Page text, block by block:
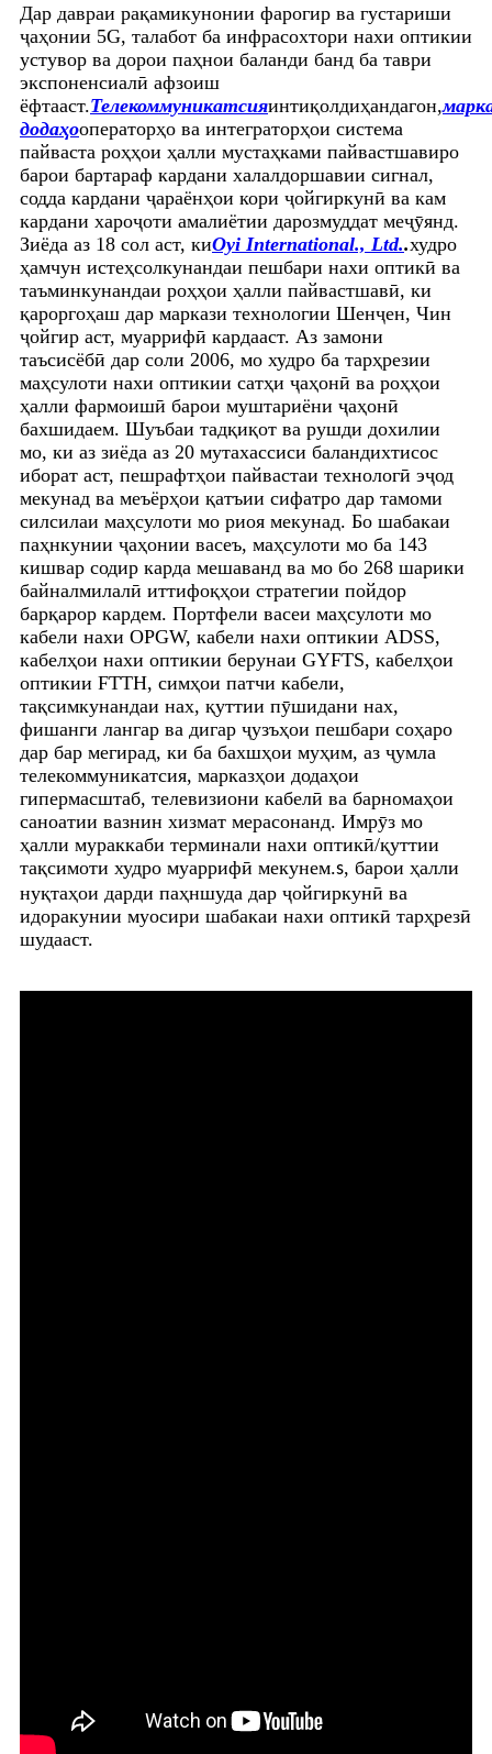
Дар давраи рақамикунонии фарогир ва густариши
ҷаҳонии 5G, талабот ба инфрасохтори нахи оптикии
устувор ва дорои паҳнои баланди банд ба таври
экспоненсиалӣ афзоиш
ёфтааст.Телекоммуникатсияинтиқолдиҳандагон,
додаҳооператорҳо ва интеграторҳои система
пайваста роҳҳои ҳалли мустаҳками пайвастшавиро
барои бартараф кардани халалдоршавии сигнал,
содда кардани ҷараёнҳои кори ҷойгиркунӣ ва кам
кардани хароҷоти амалиётии дарозмуддат меҷӯянд.
Зиёда аз 18 сол аст, киOyi International., Ltd..худро
ҳамчун истеҳсолкунандаи пешбари нахи оптикӣ ва
таъминкунандаи роҳҳои ҳалли пайвастшавӣ, ки
қароргоҳаш дар маркази технологии Шенҷен, Чин
ҷойгир аст, муаррифӣ кардааст. Аз замони
таъсисёбӣ дар соли 2006, мо худро ба тарҳрезии
маҳсулоти нахи оптикии сатҳи ҷаҳонӣ ва роҳҳои
ҳалли фармоишӣ барои муштариёни ҷаҳонӣ
бахшидаем. Шуъбаи тадқиқот ва рушди дохилии
мо, ки аз зиёда аз 20 мутахассиси баландихтисос
иборат аст, пешрафтҳои пайвастаи технологӣ эҷод
мекунад ва меъёрҳои қатъии сифатро дар тамоми
силсилаи маҳсулоти мо риоя мекунад. Бо шабакаи
паҳнкунии ҷаҳонии васеъ, маҳсулоти мо ба 143
кишвар содир карда мешаванд ва мо бо 268 шарики
байналмилалӣ иттифоқҳои стратегии пойдор
барқарор кардем. Портфели васеи маҳсулоти мо
кабели нахи OPGW, кабели нахи оптикии ADSS,
кабелҳои нахи оптикии берунаи GYFTS, кабелҳои
оптикии FTTH, симҳои патчи кабели,
тақсимкунандаи нах, қуттии пӯшидани нах,
фишанги лангар ва дигар ҷузъҳои пешбари соҳаро
дар бар мегирад, ки ба бахшҳои муҳим, аз ҷумла
телекоммуникатсия, марказҳои додаҳои
гипермасштаб, телевизиони кабелӣ ва барномаҳои
саноатии вазнин хизмат мерасонанд. Имрӯз мо
ҳалли мураккаби терминали нахи оптикӣ/қуттии
тақсимоти худро муаррифӣ мекунем.s, барои ҳалли
нуқтаҳои дарди паҳншуда дар ҷойгиркунӣ ва
идоракунии муосири шабакаи нахи оптикӣ тарҳрезӣ
шудааст.